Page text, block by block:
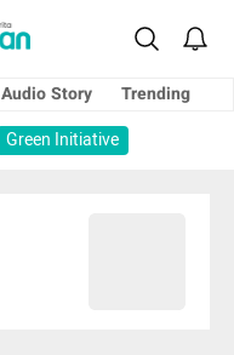
Audio Story
Trending
Green Initiative